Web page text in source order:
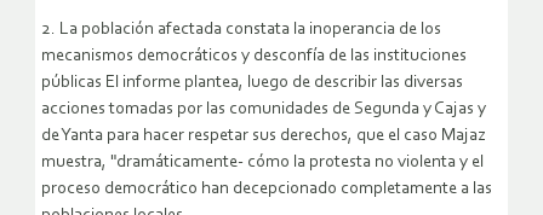
2. La población afectada constata la inoperancia de los
mecanismos democráticos y desconfía de las instituciones
públicas El informe plantea, luego de describir las diversas
acciones tomadas por las comunidades de Segunda y Cajas y
de Yanta para hacer respetar sus derechos, que el caso Majaz
muestra, "dramáticamente- cómo la protesta no violenta y el
proceso democrático han decepcionado completamente a las